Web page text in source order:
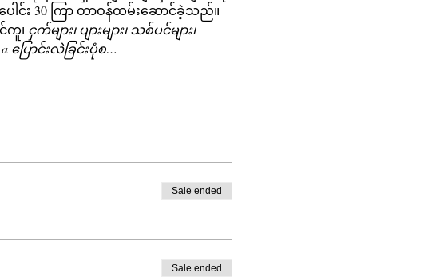
ေါင်း 30 ကြာ တာဝန်ထမ်းဆောင်ခဲ့သည်။
၊ ငှက်များ၊ ပျားများ၊ သစ်ပင်များ၊
a ပြောင်းလဲခြင်းပုံစ…
Sale ended
Sale ended